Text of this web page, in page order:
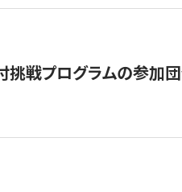
挑戦プログラムの参加